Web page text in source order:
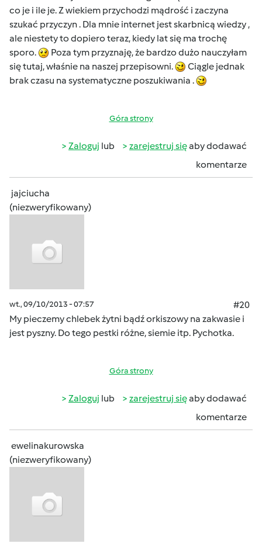
co je i ile je. Z wiekiem przychodzi mądrość i zaczyna
szukać przyczyn . Dla mnie internet jest skarbnicą wiedzy ,
ale niestety to dopiero teraz, kiedy lat się ma trochę
sporo.
Poza tym przyznaję, że bardzo dużo nauczyłam
się tutaj, właśnie na naszej przepisowni.
Ciągle jednak
brak czasu na systematyczne poszukiwania .
Góra strony
Zaloguj lub zarejestruj sięaby dodawać
komentarze
jajciucha
(niezweryfikowany)
wt., 09/10/2013 - 07:57
#20
My pieczemy chlebek żytni bądź orkiszowy na zakwasie i
jest pyszny. Do tego pestki różne, siemie itp. Pychotka.
Góra strony
Zaloguj lub zarejestruj sięaby dodawać
komentarze
ewelinakurowska
(niezweryfikowany)